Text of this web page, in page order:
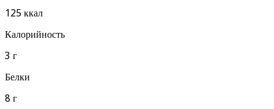
125 ккал
Калорийность
3 г
Белки
8 г